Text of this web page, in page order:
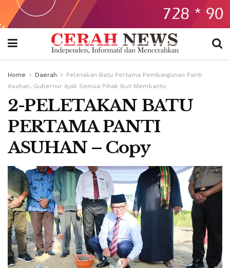
Home Daerah
Peletakan Batu Pertama Pembangunan Panti
Asuhan, Gubernur Ajak Semua Pihak Ikut Membantu
2-PELETAKAN BATU
PERTAMA PANTI
ASUHAN – Copy